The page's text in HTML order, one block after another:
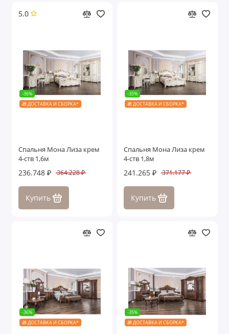
5.0
-36%
🎁 ДОСТАВКА И СБОРКА*
Спальня Мона Лиза крем
4-ств 1,6м
236.748 ₽ 364.228 ₽
Купить
-35%
🎁 ДОСТАВКА И СБОРКА*
Спальня Мона Лиза крем
4-ств 1,8м
241.265 ₽ 371.177 ₽
Купить
-36%
🎁 ДОСТАВКА И СБОРКА*
-35%
🎁 ДОСТАВКА И СБОРКА*